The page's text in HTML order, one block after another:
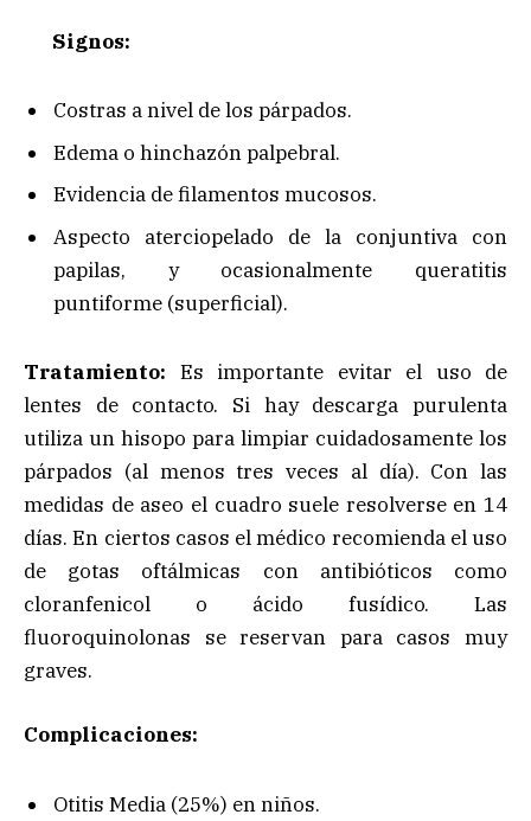
Signos:
Costras a nivel de los párpados.
Edema o hinchazón palpebral.
Evidencia de filamentos mucosos.
Aspecto aterciopelado de la conjuntiva con
papilas, y ocasionalmente queratitis
puntiforme (superficial).
Tratamiento: Es importante evitar el uso de
lentes de contacto. Si hay descarga purulenta
utiliza un hisopo para limpiar cuidadosamente los
párpados (al menos tres veces al día). Con las
medidas de aseo el cuadro suele resolverse en 14
días. En ciertos casos el médico recomienda el uso
de gotas oftálmicas con antibióticos como
cloranfenicol o ácido fusídico. Las
fluoroquinolonas se reservan para casos muy
graves.
Complicaciones:
Otitis Media (25%) en niños.